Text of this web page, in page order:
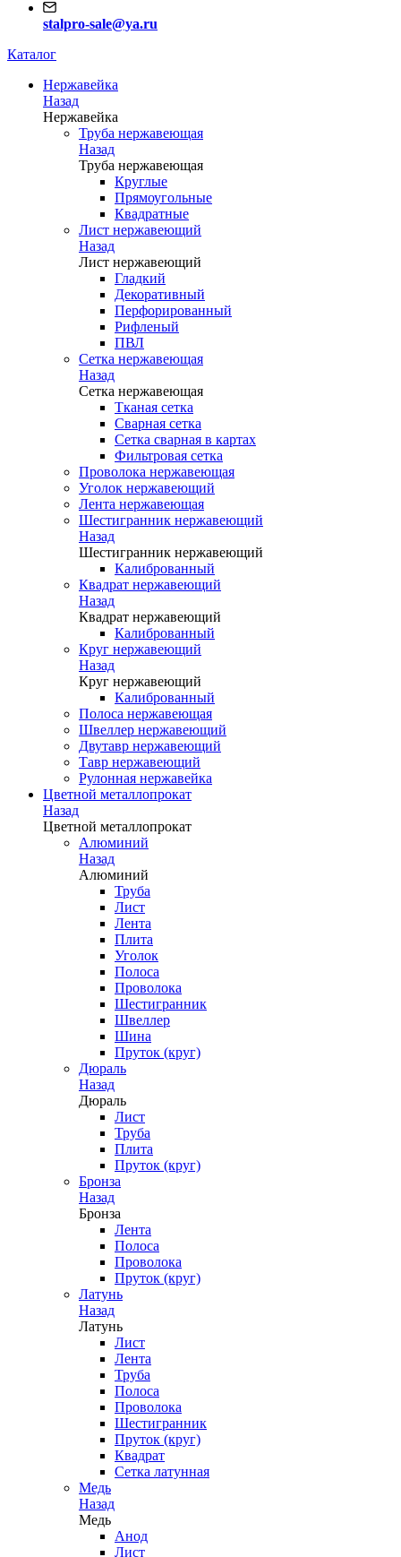
stalpro-sale@ya.ru
Каталог
Нержавейка
Назад
Нержавейка
Труба нержавеющая
Назад
Труба нержавеющая
Круглые
Прямоугольные
Квадратные
Лист нержавеющий
Назад
Лист нержавеющий
Гладкий
Декоративный
Перфорированный
Рифленый
ПВЛ
Сетка нержавеющая
Назад
Сетка нержавеющая
Тканая сетка
Сварная сетка
Сетка сварная в картах
Фильтровая сетка
Проволока нержавеющая
Уголок нержавеющий
Лента нержавеющая
Шестигранник нержавеющий
Назад
Шестигранник нержавеющий
Калиброванный
Квадрат нержавеющий
Назад
Квадрат нержавеющий
Калиброванный
Круг нержавеющий
Назад
Круг нержавеющий
Калиброванный
Полоса нержавеющая
Швеллер нержавеющий
Двутавр нержавеющий
Тавр нержавеющий
Рулонная нержавейка
Цветной металлопрокат
Назад
Цветной металлопрокат
Алюминий
Назад
Алюминий
Труба
Лист
Лента
Плита
Уголок
Полоса
Проволока
Шестигранник
Швеллер
Шина
Пруток (круг)
Дюраль
Назад
Дюраль
Лист
Труба
Плита
Пруток (круг)
Бронза
Назад
Бронза
Лента
Полоса
Проволока
Пруток (круг)
Латунь
Назад
Латунь
Лист
Лента
Труба
Полоса
Проволока
Шестигранник
Пруток (круг)
Квадрат
Сетка латунная
Медь
Назад
Медь
Анод
Лист